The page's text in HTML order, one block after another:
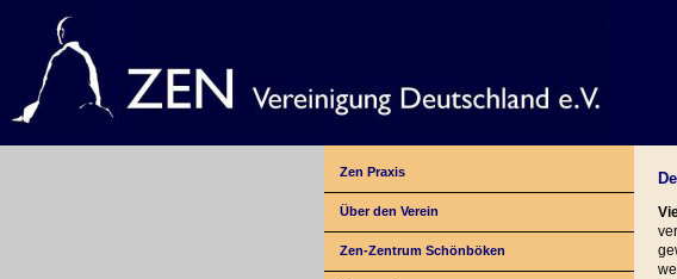
Zen Praxis
Über den Verein
Zen-Zentrum Schönböken